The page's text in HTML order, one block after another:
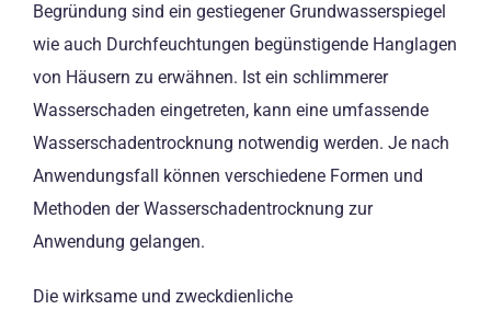
Begründung sind ein gestiegener Grundwasserspiegel
wie auch Durchfeuchtungen begünstigende Hanglagen
von Häusern zu erwähnen. Ist ein schlimmerer
Wasserschaden eingetreten, kann eine umfassende
Wasserschadentrocknung notwendig werden. Je nach
Anwendungsfall können verschiedene Formen und
Methoden der Wasserschadentrocknung zur
Anwendung gelangen.
Die wirksame und zweckdienliche